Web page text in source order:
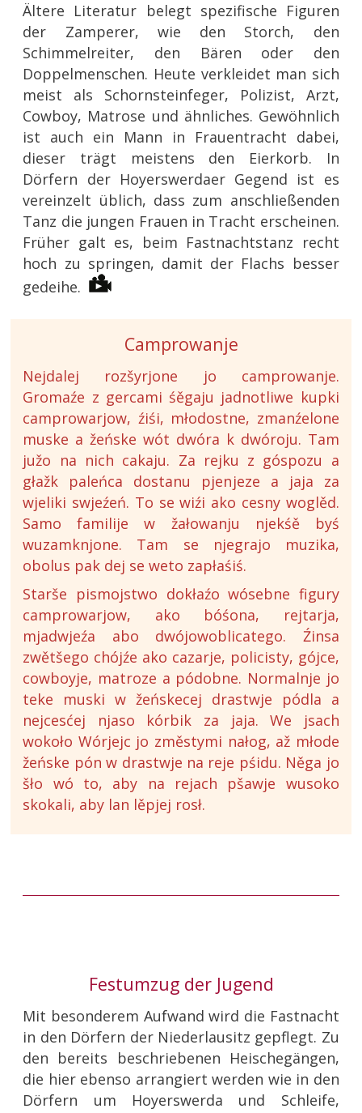
Ältere Literatur belegt spezifische Figuren
der Zamperer, wie den Storch, den
Schimmelreiter, den Bären oder den
Doppelmenschen. Heute verkleidet man sich
meist als Schornsteinfeger, Polizist, Arzt,
Cowboy, Matrose und ähnliches. Gewöhnlich
ist auch ein Mann in Frauentracht dabei,
dieser trägt meistens den Eierkorb. In
Dörfern der Hoyerswerdaer Gegend ist es
vereinzelt üblich, dass zum anschließenden
Tanz die jungen Frauen in Tracht erscheinen.
Früher galt es, beim Fastnachtstanz recht
hoch zu springen, damit der Flachs besser
gedeihe.
Camprowanje
Nejdalej rozšyrjone jo camprowanje.
Gromaźe z gercami śěgaju jadnotliwe kupki
camprowarjow, źiśi, młodostne, zmanźelone
muske a žeńske wót dwóra k dwóroju. Tam
južo na nich cakaju. Za rejku z góspozu a
głažk paleńca dostanu pjenjeze a jaja za
wjeliki swjeźeń. To se wiźi ako cesny woglěd.
Samo familije w žałowanju njekśě byś
wuzamknjone. Tam se njegrajo muzika,
obolus pak dej se weto zapłaśiś.
Starše pismojstwo dokłaźo wósebne figury
camprowarjow, ako bóśona, rejtarja,
mjadwjeźa abo dwójowoblicatego. Źinsa
zwětšego chójźe ako cazarje, policisty, gójce,
cowboyje, matroze a pódobne. Normalnje jo
teke muski w žeńskecej drastwje pódla a
nejcesćej njaso kórbik za jaja. We jsach
wokoło Wórjejc jo změstymi nałog, až młode
žeńske pón w drastwje na reje pśidu. Něga jo
šło wó to, aby na rejach pšawje wusoko
skokali, aby lan lěpjej rosł.
Festumzug der Jugend
Mit besonderem Aufwand wird die Fastnacht
in den Dörfern der Niederlausitz gepflegt. Zu
den bereits beschriebenen Heischegängen,
die hier ebenso arrangiert werden wie in den
Dörfern um Hoyerswerda und Schleife,